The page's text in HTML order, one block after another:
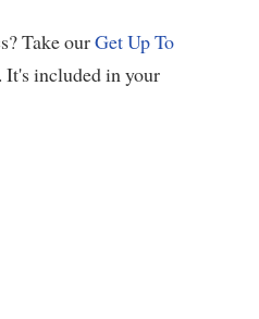
Take ourGet Up To
It's included in your